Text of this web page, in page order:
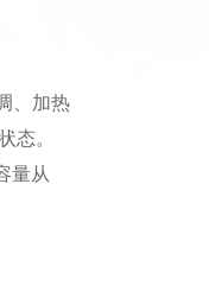
、加热
态。
量从